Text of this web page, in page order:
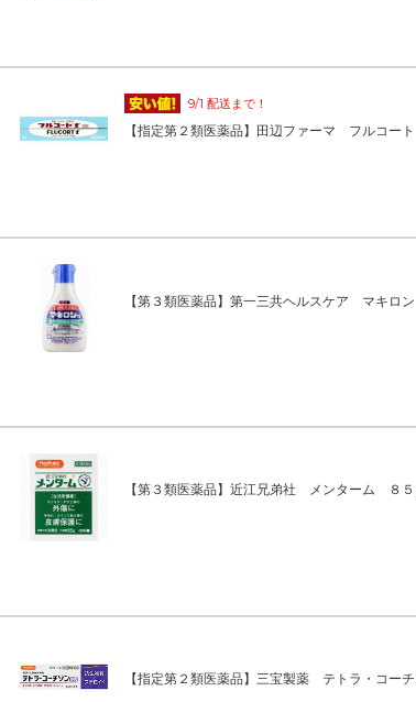
9/1 配送まで！
【指定第２類医薬品】田辺ファーマ フルコ
【第３類医薬品】第一三共ヘルスケア マキロ
【第３類医薬品】近江兄弟社 メンターム ８５
【指定第２類医薬品】三宝製薬 テトラ・コー